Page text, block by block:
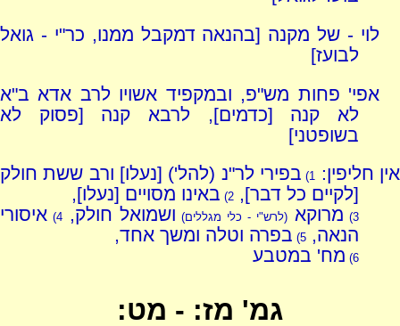
לוי - של מקנה [בהנאה דמקבל ממנו, כר"י - גואל
לבועז]
אפי' פחות מש"פ, ובמקפיד אשויו לרב אדא ב"א
לא קנה [כדמים], לרבא קנה [פסוק לא
בשופטני]
אין חליפין: 1)
בפירי לר"נ (להל') [נעלו] ורב ששת חולק
[לקיים כל דבר],2) באינו מסויים [נעלו],
3) מרוקא(לרש"י - כלי מגללים) ושמואל חולק, 4)
איסורי
הנאה,5) בפרה וטלה ומשך אחד,
6) מח' במטבע
גמ' מז: - מט: